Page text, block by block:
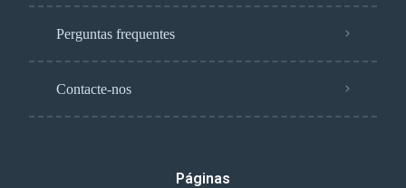
Perguntas frequentes
Contacte-nos
Páginas